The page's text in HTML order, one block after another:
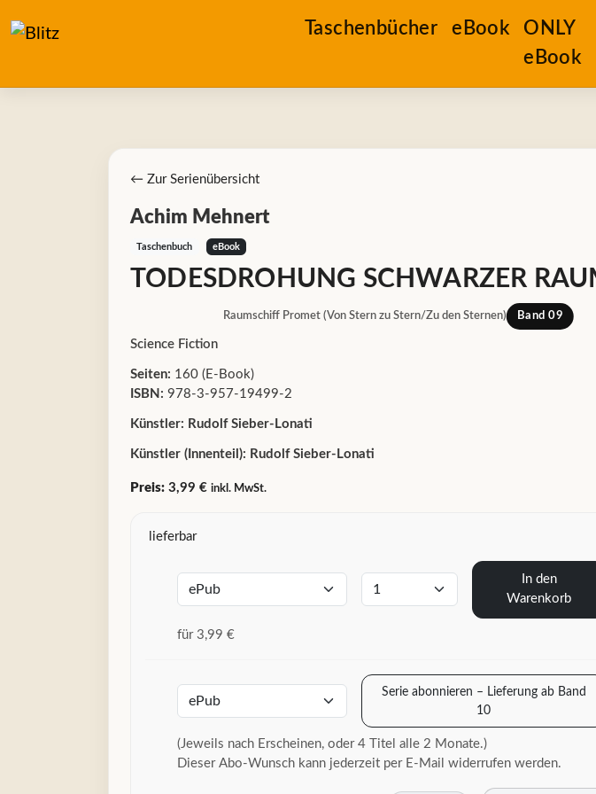
Taschenbücher eBook
ONLY
eBook
← Zur Serienübersicht
Achim Mehnert
Taschenbuch eBook
TODESDROHUNG SCHWARZER
Raumschiff Promet (Von Stern zu Stern/Zu den Sternen) Band 09
Science Fiction
Seiten: 160 (E-Book)
ISBN: 978-3-957-19499-2
Künstler: Rudolf Sieber-Lonati
Künstler (Innenteil): Rudolf Sieber-Lonati
Preis: 3,99 € inkl. MwSt.
lieferbar
In den
Warenkorb
für 3,99 €
Serie abonnieren – Lieferung ab Band
10
(Jeweils nach Erscheinen, oder 4 Titel alle 2 Monate.)
Dieser Abo-Wunsch kann jederzeit per E-Mail widerrufen werden.